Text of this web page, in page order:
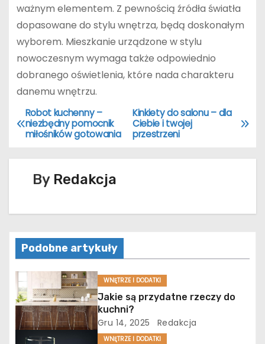
ważnym elementem. Z pewnością źródła światła
dopasowane do stylu wnętrza, będą doskonałym
wyborem. Mieszkanie urządzone w stylu
nowoczesnym wymaga także odpowiednio
dobranego oświetlenia, które nada charakteru
danemu wnętrzu.
N
a
g
a
c
j
a
Kinkiety do salonu – dla
Ciebie i twojej
przestrzeni
Robot kuchenny –
niezbędny pomocnik
miłośników gotowania
By Redakcja
Podobne artykuły
WNĘTRZE I DODATKI
Jakie są przydatne rzeczy do
kuchni?
Gru 14, 2025 Redakcja
WNĘTRZE I DODATKI